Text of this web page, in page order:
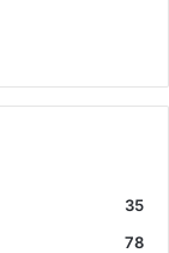
35
78